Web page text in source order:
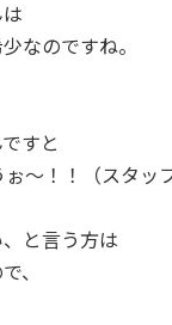
なのですね。
すと
～！！（スタッ
と言う方は
、